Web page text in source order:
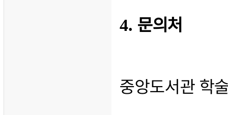
4. 문의처
중앙도서관 학